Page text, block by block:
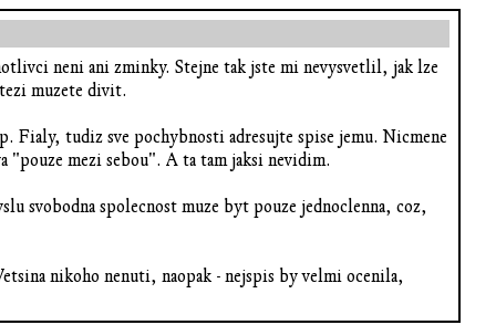
neni ani zminky. Stejne tak jste mi nevysvetlil, jak lze
muzete divit.
Fialy, tudiz sve pochybnosti adresujte spise jemu. Nicmene
"pouze mezi sebou". A ta tam jaksi nevidim.
svobodna spolecnost muze byt pouze jednoclenna, coz,
nikoho nenuti, naopak - nejspis by velmi ocenila,